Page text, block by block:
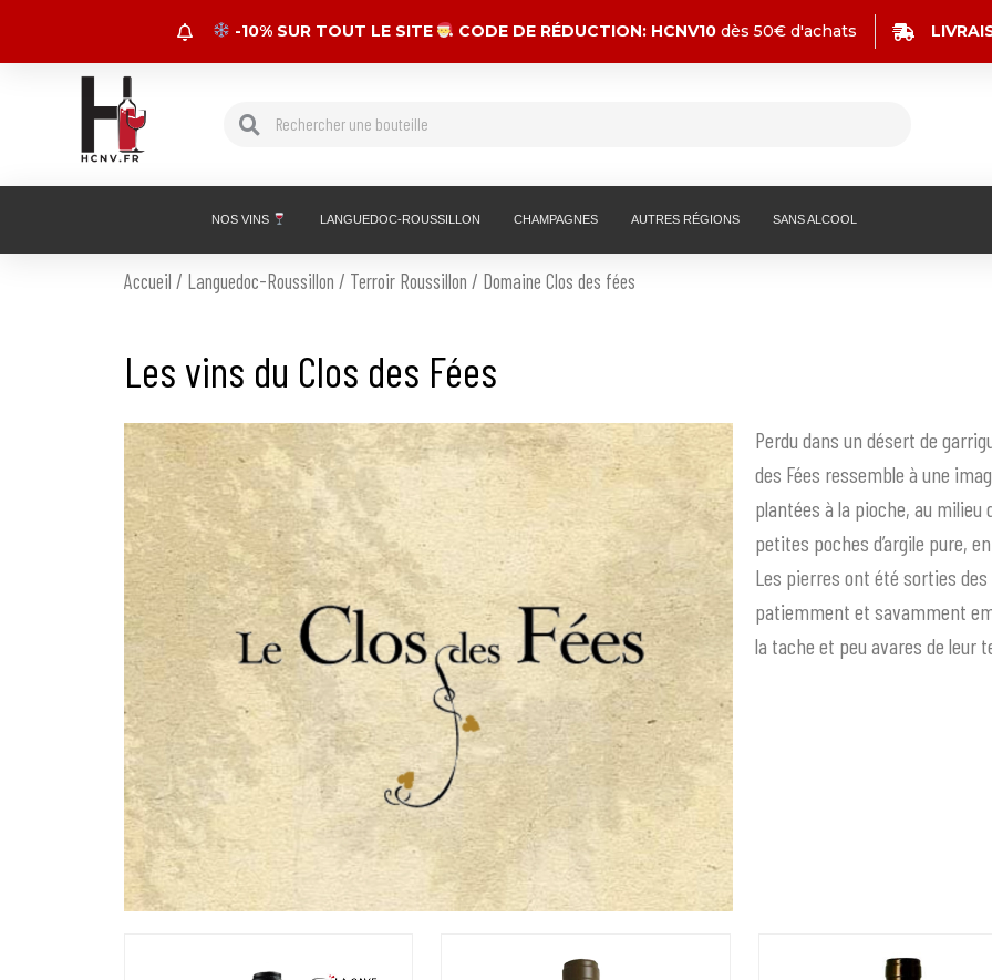
​ -10% SUR TOUT LE SITE ​ CODE DE RÉDUCTION: HCNV10 dès 50€ d'achats
Rechercher
Rechercher
NOS VINS LANGUEDOC-ROUSSILLON CHAMPAGNES AUTRES RÉGIONS SANS ALCOOL
Accueil / Languedoc-Roussillon / Terroir Roussillon / Domaine Clos des fées
Les vins du Clos des Fées
Perdu dans un désert de
des Fées ressemble à une
plantées à la pioche, au
petites poches d’argile pure,
Les pierres ont été sorties
patiemment et savamment
la tache et peu avares de leur